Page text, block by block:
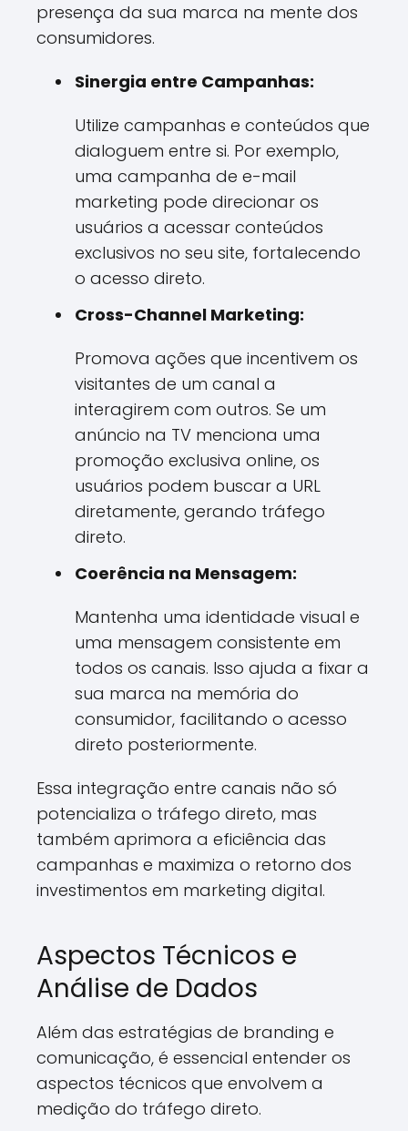
presença da sua marca na mente dos
consumidores.
Sinergia entre Campanhas:
Utilize campanhas e conteúdos que
dialoguem entre si. Por exemplo,
uma campanha de e-mail
marketing pode direcionar os
usuários a acessar conteúdos
exclusivos no seu site, fortalecendo
o acesso direto.
Cross-Channel Marketing:
Promova ações que incentivem os
visitantes de um canal a
interagirem com outros. Se um
anúncio na TV menciona uma
promoção exclusiva online, os
usuários podem buscar a URL
diretamente, gerando tráfego
direto.
Coerência na Mensagem:
Mantenha uma identidade visual e
uma mensagem consistente em
todos os canais. Isso ajuda a fixar a
sua marca na memória do
consumidor, facilitando o acesso
direto posteriormente.
Essa integração entre canais não só
potencializa o tráfego direto, mas
também aprimora a eficiência das
campanhas e maximiza o retorno dos
investimentos em marketing digital.
Aspectos Técnicos e
Análise de Dados
Além das estratégias de branding e
comunicação, é essencial entender os
aspectos técnicos que envolvem a
medição do tráfego direto.